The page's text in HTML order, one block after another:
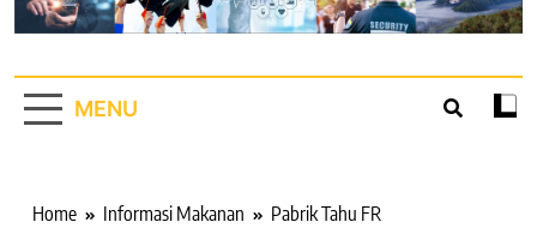
MENU
Home Informasi Makanan Pabrik Tahu FR